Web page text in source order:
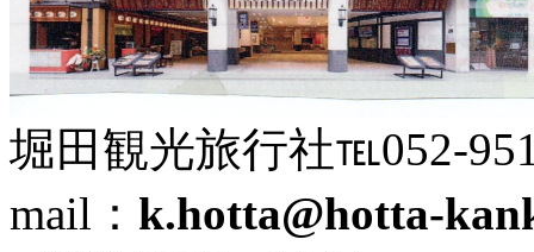
堀田観光旅行社℡052-
mail： k.hotta@hotta-